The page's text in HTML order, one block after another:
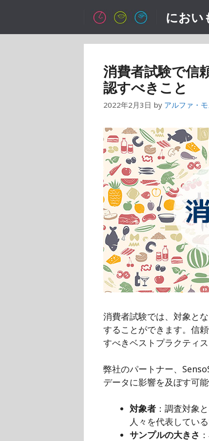
テ
におい
消費者試験で信
認すべきこと
2022年2月3日 by アルファ・
消費者試験では、対象と
することができます。信
すべきベストプラクティ
弊社のパートナー、
データに影響を及ぼす可
対象者 ：調査対象
人々を代表してい
サンプルの大きさ